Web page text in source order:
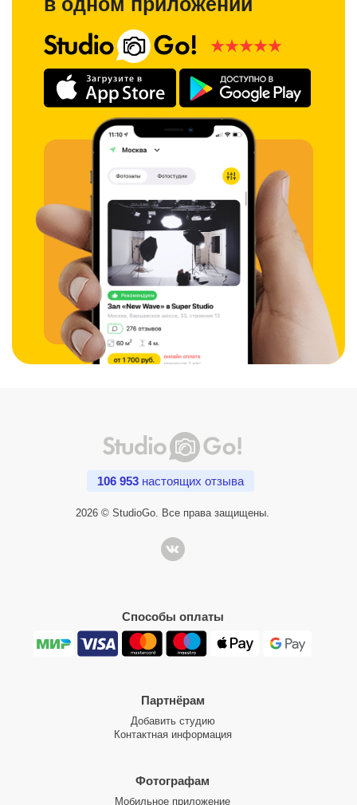
106 953 настоящих отзыва
2026 © StudioGo. Все права защищены.
Способы оплаты
Партнёрам
Добавить студию
Контактная информация
Фотографам
Мобильное приложение